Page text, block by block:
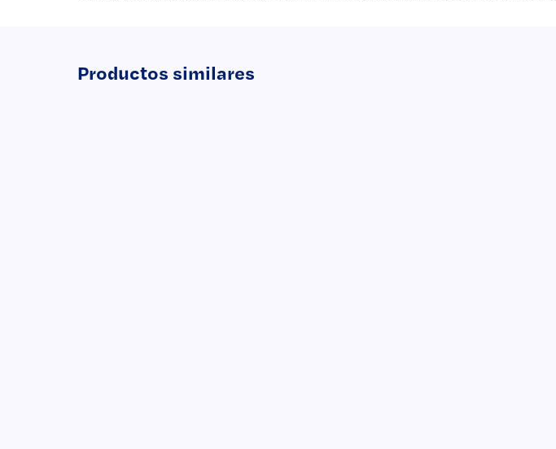
Productos similares